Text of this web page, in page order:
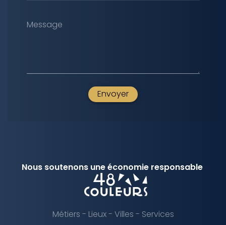
Message
Envoyer
Nous soutenons une économie responsable
Métiers - Lieux- Villes - Services